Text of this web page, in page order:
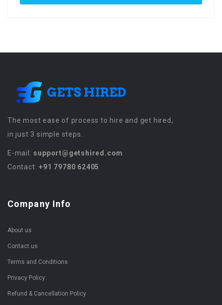
The most ease of process to hire and get hired,
in just 3 simple steps.
E-mail: support@getshired.com
Contact:+91 79780 62405
Company Info
About us
Contact us
Terms and Conditions
Privacy Policy
Refund & Cancellation Policy